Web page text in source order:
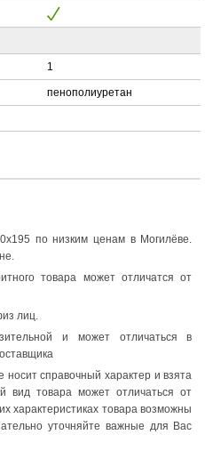
1
пенополиуретан
по низким ценам в Могилёве.
товара может отличатся от
лиц.
и может отличаться в
справочный характер и взята
вид товара может отличаться от
характеристиках товара возможны
уточняйте важные для Вас